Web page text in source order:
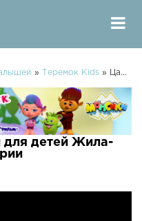
» Теремок Kids » Царята Новые мультики для детей Жила-была Царевна
для детей Жила-